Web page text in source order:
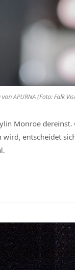
APURNA (Foto: Falk
Monroe
entscheidet